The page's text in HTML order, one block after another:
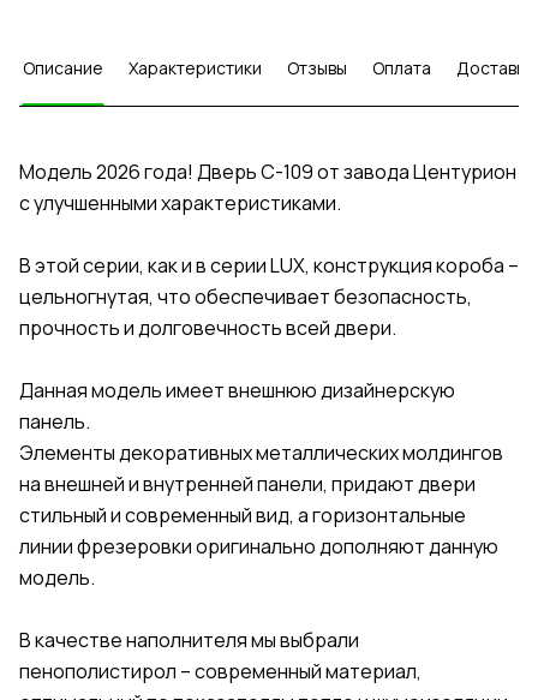
Описание Характеристики Отзывы Оплата Доставка
Модель 2026 года! Дверь C-109 от завода Центурион
с улучшенными характеристиками.
В этой серии, как и в серии LUX, конструкция короба –
цельногнутая, что обеспечивает безопасность,
прочность и долговечность всей двери.
Данная модель имеет внешнюю дизайнерскую
панель.
Элементы декоративных металлических молдингов
на внешней и внутренней панели, придают двери
стильный и современный вид, а горизонтальные
линии фрезеровки оригинально дополняют данную
модель.
В качестве наполнителя мы выбрали
пенополистирол – современный материал,